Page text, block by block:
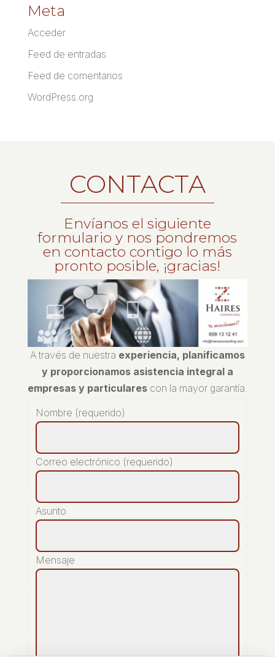
Meta
Acceder
Feed de entradas
Feed de comentarios
WordPress.org
CONTACTA
Envíanos el siguiente
formulario y nos pondremos
en contacto contigo lo más
pronto posible, ¡gracias!
A través de nuestra experiencia, planificamos
y proporcionamos asistencia integral a
empresas y particularescon la mayor garantía.
Nombre (requerido)
Correo electrónico (requerido)
Asunto
Mensaje